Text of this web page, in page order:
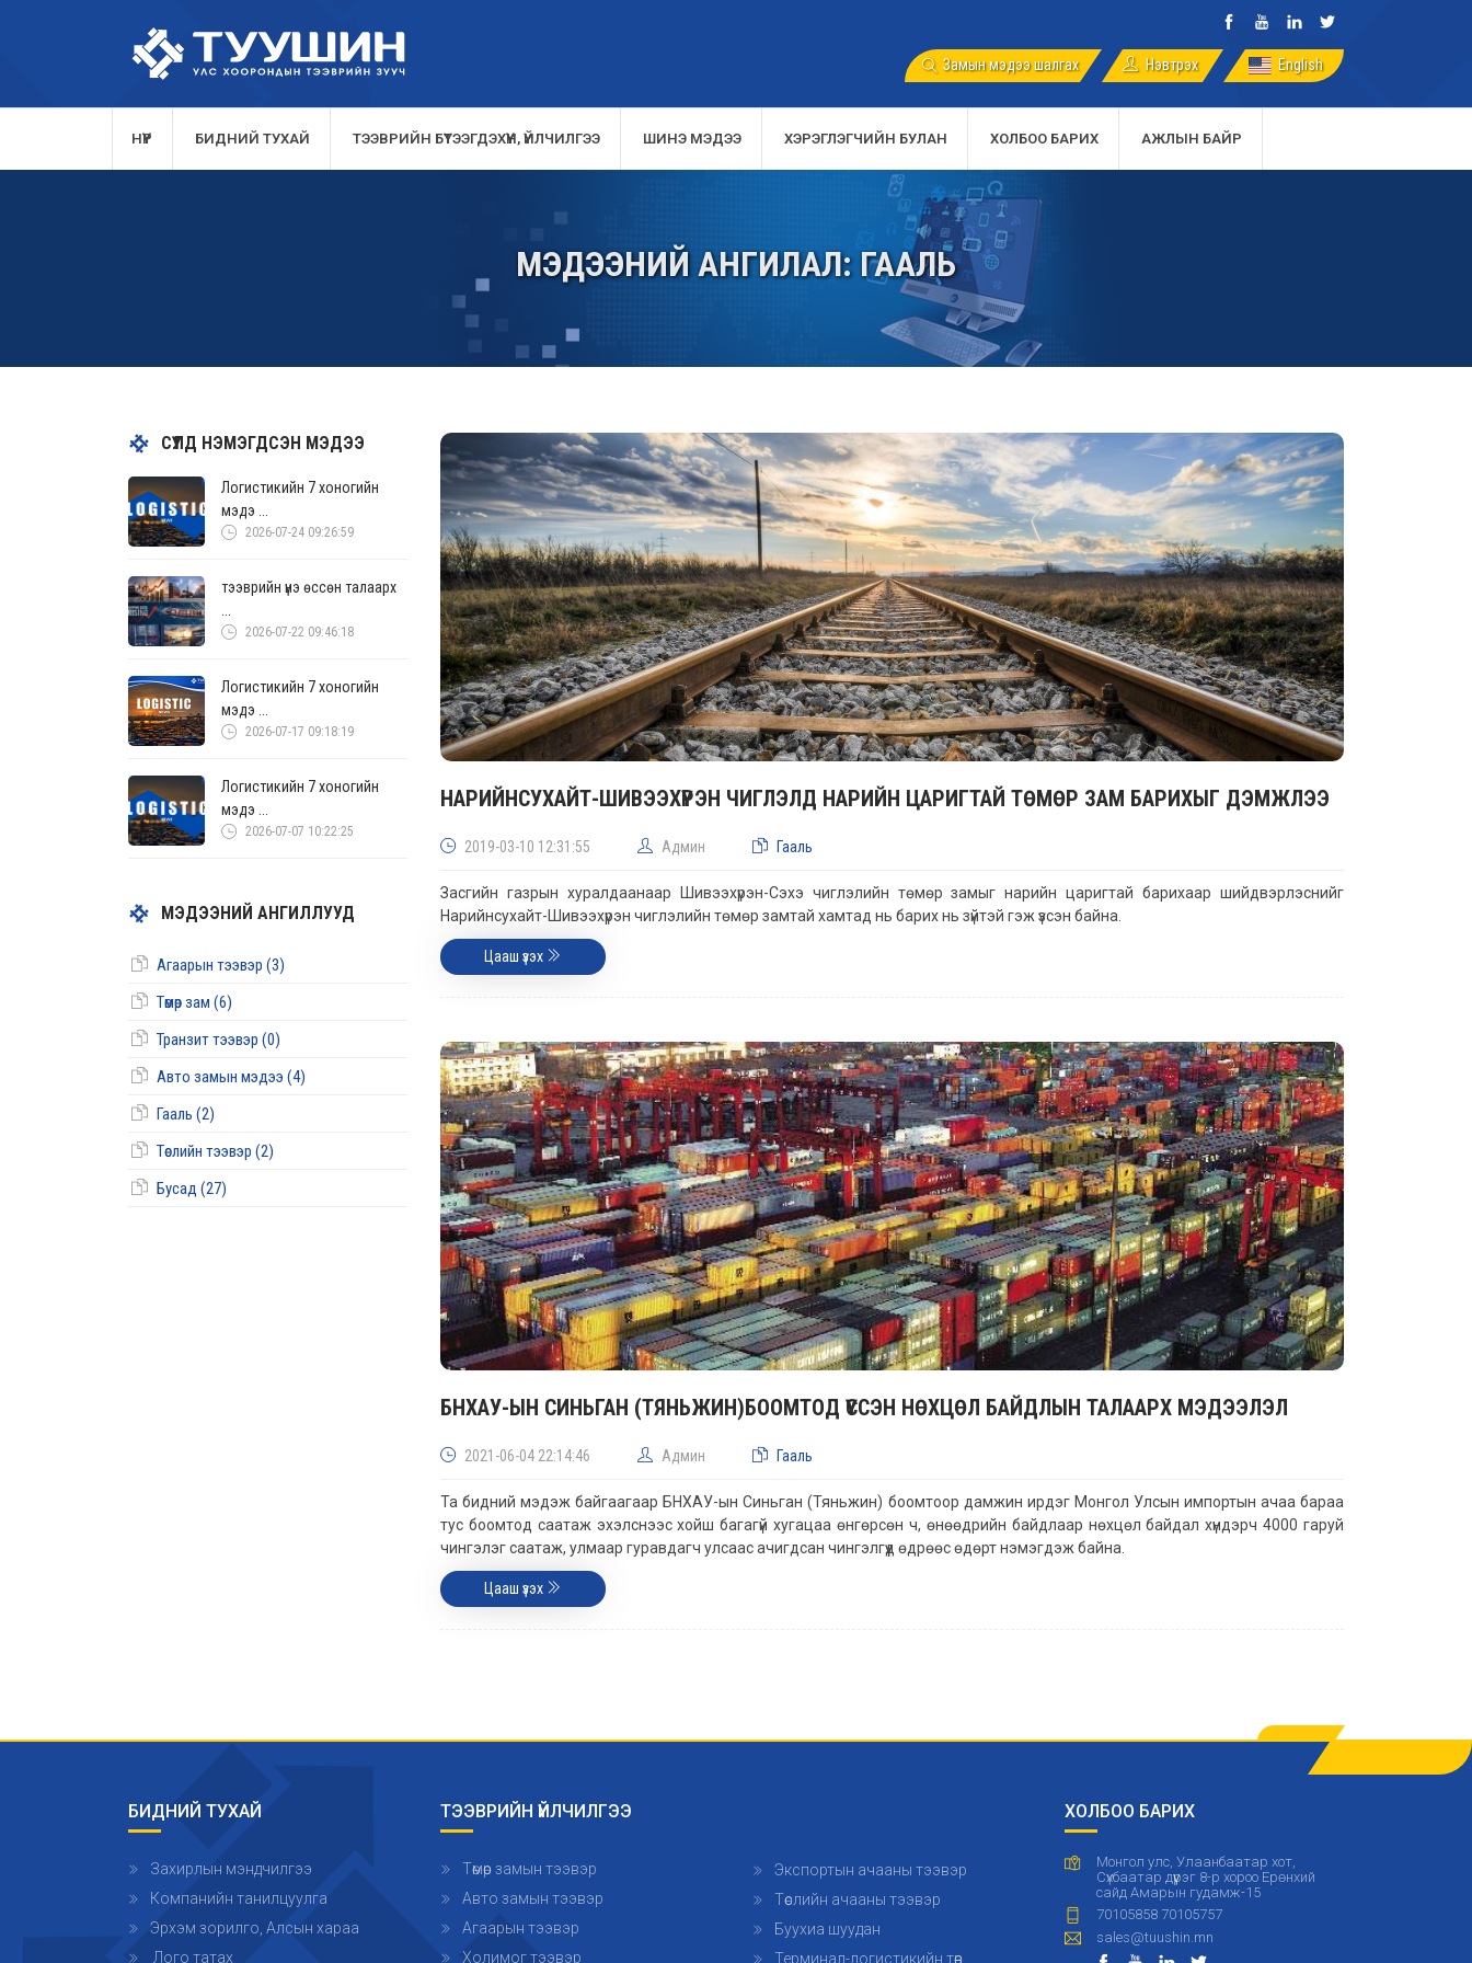
Замын мэдээ шалгах Нэвтрэх English
НҮҮР БИДНИЙ ТУХАЙ ТЭЭВРИЙН БҮТЭЭГДЭХҮҮН, ҮЙЛЧИЛГЭЭ ШИНЭ МЭДЭЭ ХЭРЭГЛЭГЧИЙН БУЛАН ХОЛБОО БАРИХ АЖЛЫН БАЙР
МЭДЭЭНИЙ АНГИЛАЛ: ГААЛЬ
СҮҮЛД НЭМЭГДСЭН МЭДЭЭ
Логистикийн 7 хоногийн
мэдэ ...
2026-07-24 09:26:59
тээврийн үнэ өссөн талаарх
2026-07-22 09:46:18
Логистикийн 7 хоногийн
мэдэ ...
2026-07-17 09:18:19
Логистикийн 7 хоногийн
мэдэ ...
2026-07-07 10:22:25
МЭДЭЭНИЙ АНГИЛЛУУД
Агаарын тээвэр (3)
Төмөр зам (6)
Транзит тээвэр (0)
Авто замын мэдээ (4)
Гааль (2)
Төслийн тээвэр (2)
Бусад (27)
НАРИЙНСУХАЙТ-ШИВЭЭХҮРЭН ЧИГЛЭЛД НАРИЙН ЦАРИГТАЙ ТӨМӨР ЗАМ БАРИХЫГ ДЭМЖЛЭЭ
2019-03-10 12:31:55 Админ Гааль
Засгийн газрын хуралдаанаар Шивээхүрэн-Сэхэ чиглэлийн төмөр замыг нарийн царигтай барихаар шийдвэрлэснийг
Нарийнсухайт-Шивээхүрэн чиглэлийн төмөр замтай хамтад нь барих нь зүйтэй гэж үзсэн байна.
Цааш үзэх
БНХАУ-ЫН СИНЬГАН (ТЯНЬЖИН)БООМТОД ҮҮССЭН НӨХЦӨЛ БАЙДЛЫН ТАЛААРХ МЭДЭЭЛЭЛ
2021-06-04 22:14:46 Админ Гааль
Та бидний мэдэж байгаагаар БНХАУ-ын Синьган (Тяньжин) боомтоор дамжин ирдэг Монгол Улсын импортын ачаа бараа
тус боомтод саатаж эхэлснээс хойш багагүй хугацаа өнгөрсөн ч, өнөөдрийн байдлаар нөхцөл байдал хүндэрч 4000 гаруй
чингэлэг саатаж, улмаар гуравдагч улсаас ачигдсан чингэлгүүд өдрөөс өдөрт нэмэгдэж байна.
Цааш үзэх
БИДНИЙ ТУХАЙ
Захирлын мэндчилгээ
Компанийн танилцуулга
Эрхэм зорилго, Алсын хараа
Лого татах
ТЭЭВРИЙН ҮЙЛЧИЛГЭЭ
Төмөр замын тээвэр
Авто замын тээвэр
Агаарын тээвэр
Холимог тээвэр
Экспортын ачааны тээвэр
Төслийн ачааны тээвэр
Буухиа шуудан
Терминал-логистикийн төв
ХОЛБОО БАРИХ
Монгол улс, Улаанбаатар хот,
Сүхбаатар дүүрэг 8-р хороо Ерөнхий
сайд Амарын гудамж-15
70105858 70105757
sales@tuushin.mn